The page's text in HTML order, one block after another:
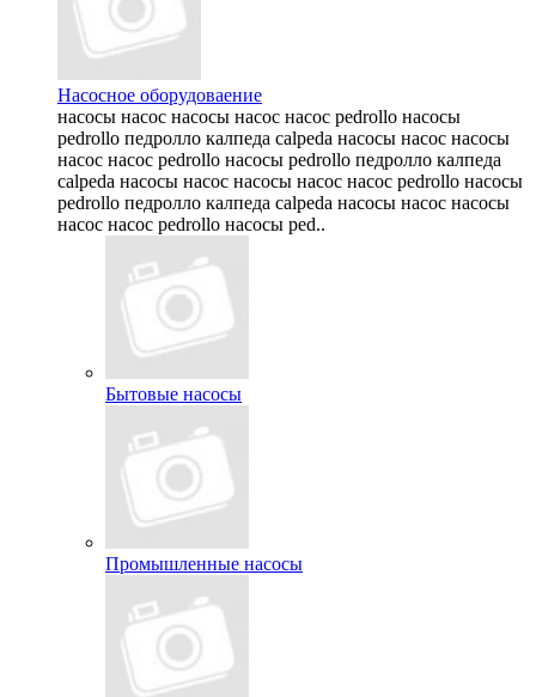
Насосное оборудоваение
насосы насос насосы насос насос pedrollo насосы
pedrollo педролло калпеда calpeda насосы насос насосы
насос насос pedrollo насосы pedrollo педролло калпеда
calpeda насосы насос насосы насос насос pedrollo насосы
pedrollo педролло калпеда calpeda насосы насос насосы
насос насос pedrollo насосы ped..
Бытовые насосы
Промышленные насосы